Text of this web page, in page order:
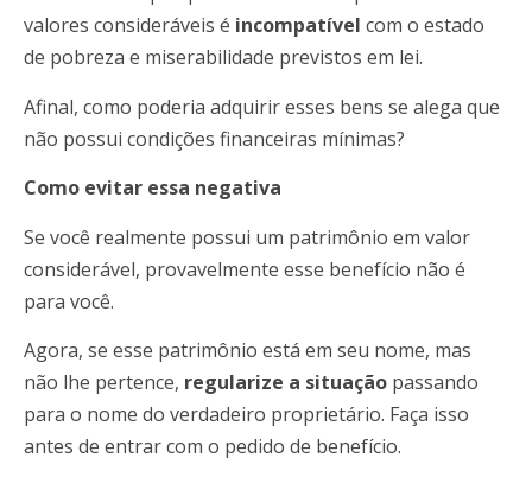
valores consideráveis é incompatível com o estado
de pobreza e miserabilidade previstos em lei.
Afinal, como poderia adquirir esses bens se alega que
não possui condições financeiras mínimas?
Como evitar essa negativa
Se você realmente possui um patrimônio em valor
considerável, provavelmente esse benefício não é
para você.
Agora, se esse patrimônio está em seu nome, mas
não lhe pertence, regularize a situação passando
para o nome do verdadeiro proprietário. Faça isso
antes de entrar com o pedido de benefício.